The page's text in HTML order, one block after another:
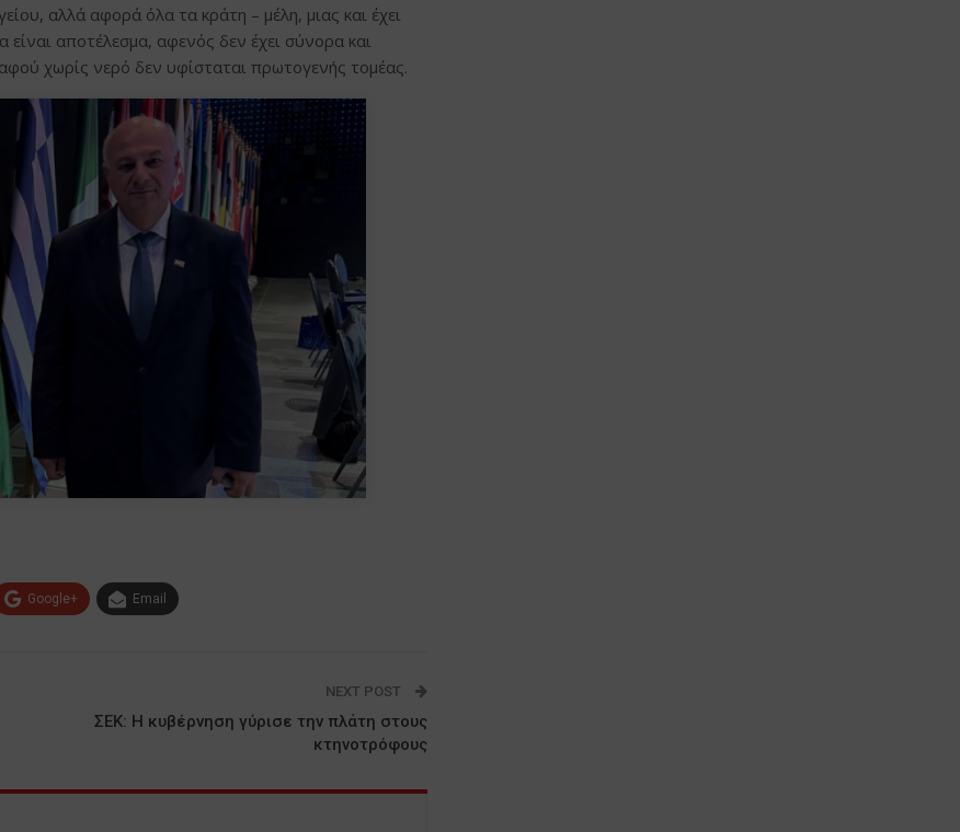
αλλά αφορά όλα τα κράτη – μέλη, μιας και έχει
είναι αποτέλεσμα, αφενός δεν έχει σύνορα και
χωρίς νερό δεν υφίσταται πρωτογενής τομέας.
Google+ Email
NEXT POST
ΣΕΚ: Η κυβέρνηση γύρισε την πλάτη στους
κτηνοτρόφους